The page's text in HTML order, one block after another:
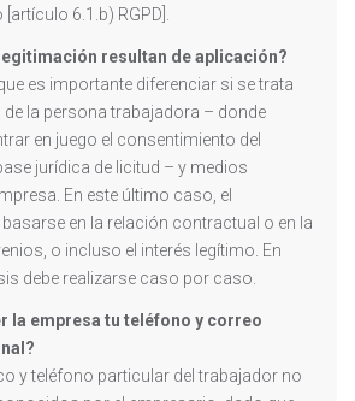
6.1.b) RGPD].
resultan de aplicación?
que es importante diferenciar si se trata
la persona trabajadora – donde
en juego el consentimiento del
jurídica de licitud – y medios
En este último caso, el
en la relación contractual o en la
o incluso el interés legítimo. En
debe realizarse caso por caso.
la empresa tu teléfono y correo
y teléfono particular del trabajador no